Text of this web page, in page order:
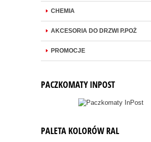
CHEMIA
AKCESORIA DO DRZWI P.POŻ
PROMOCJE
PACZKOMATY INPOST
PALETA KOLORÓW RAL
L=2000MM
21,90 zł